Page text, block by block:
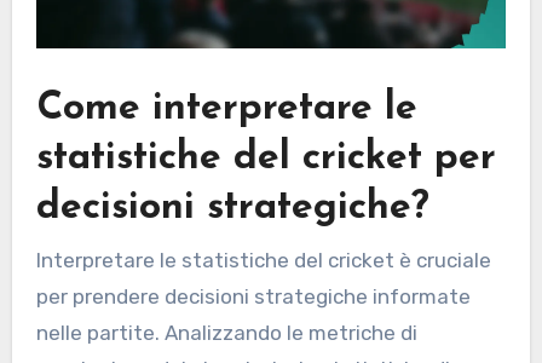
Come interpretare le
statistiche del cricket per
decisioni strategiche?
Interpretare le statistiche del cricket è cruciale
per prendere decisioni strategiche informate
nelle partite. Analizzando le metriche di